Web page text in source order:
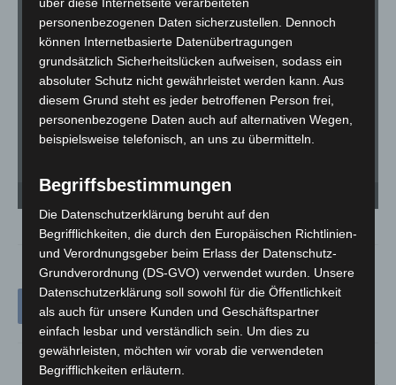
Verunfallter LKW auf der A352 bei Kaltenweide. - Foto: Dennis Carlini / Feuerwehr
personenbezogenen Daten sicherzustellen. Dennoch
können Internetbasierte Datenübertragungen
grundsätzlich Sicherheitslücken aufweisen, sodass ein
absoluter Schutz nicht gewährleistet werden kann. Aus
diesem Grund steht es jeder betroffenen Person frei,
personenbezogene Daten auch auf alternativen Wegen,
beispielsweise telefonisch, an uns zu übermitteln.
Begriffsbestimmungen
Die Datenschutzerklärung beruht auf den
Begrifflichkeiten, die durch den Europäischen Richtlinien-
und Verordnungsgeber beim Erlass der Datenschutz-
Grundverordnung (DS-GVO) verwendet wurden. Unsere
Datenschutzerklärung soll sowohl für die Öffentlichkeit
als auch für unsere Kunden und Geschäftspartner
einfach lesbar und verständlich sein. Um dies zu
gewährleisten, möchten wir vorab die verwendeten
Begrifflichkeiten erläutern.